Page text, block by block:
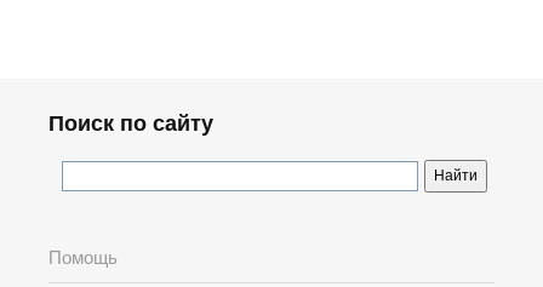
Поиск по сайту
Помощь